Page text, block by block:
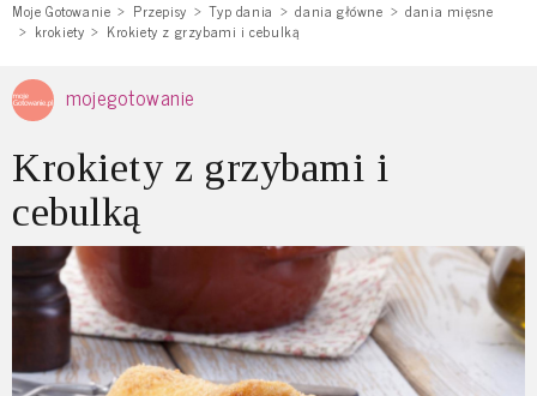
Moje Gotowanie Przepisy Typ dania dania główne
dania mięsne
krokiety
Krokiety z grzybami i cebulką
mojegotowanie
Krokiety z grzybami i
cebulką